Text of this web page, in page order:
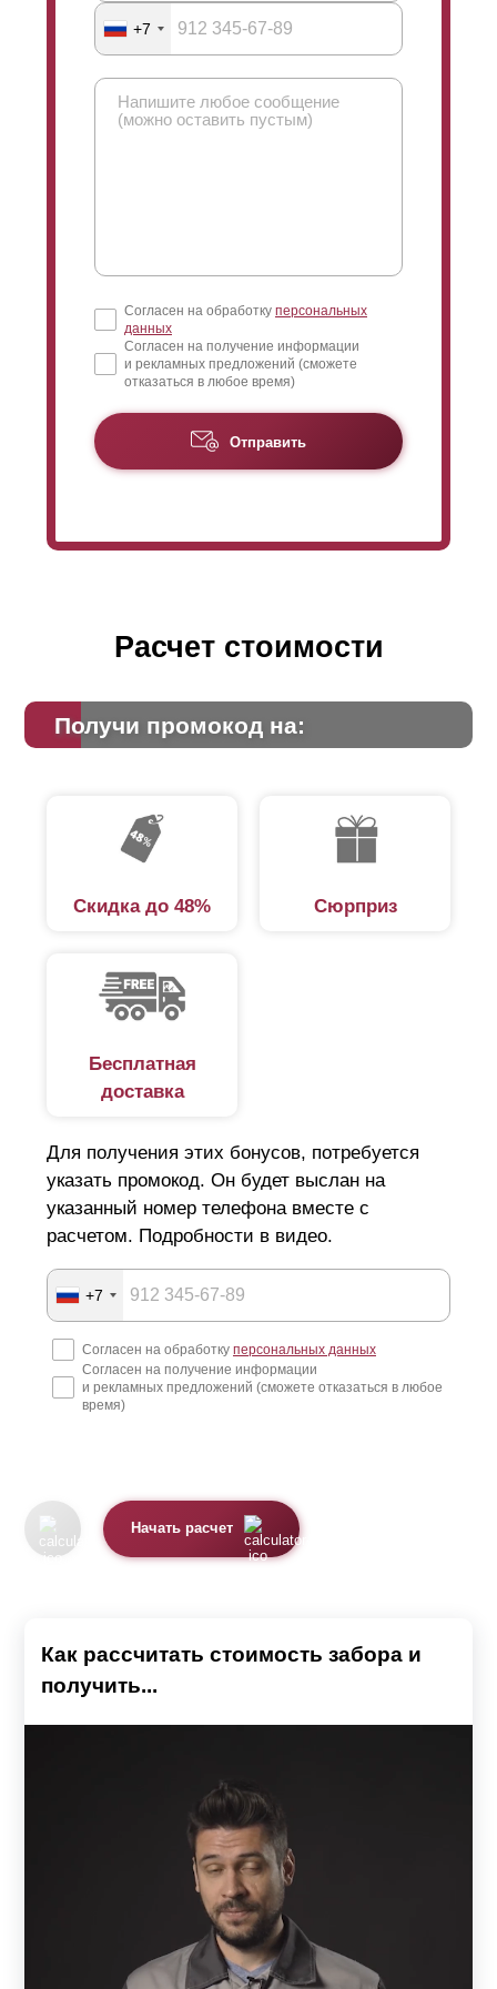
+7
Согласен на обработку персональных
данных
Согласен на получение информации
и рекламных предложений (сможете
отказаться в любое время)
Отправить
Расчет стоимости
Получи промокод на:
Скидка до 48% Сюрприз
Бесплатная
доставка
Для получения этих бонусов, потребуется
указать промокод. Он будет выслан на
указанный номер телефона вместе с
расчетом. Подробности в видео.
+7
Согласен на обработку персональных данных
Согласен на получение информации
и рекламных предложений (сможете отказаться в любое
время)
Начать расчет
Как рассчитать стоимость забора и
получить...